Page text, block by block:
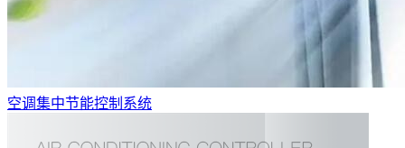
空调集中节能控制系统